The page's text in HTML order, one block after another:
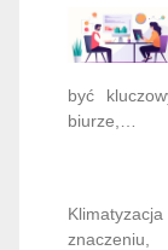
być
biurze,…